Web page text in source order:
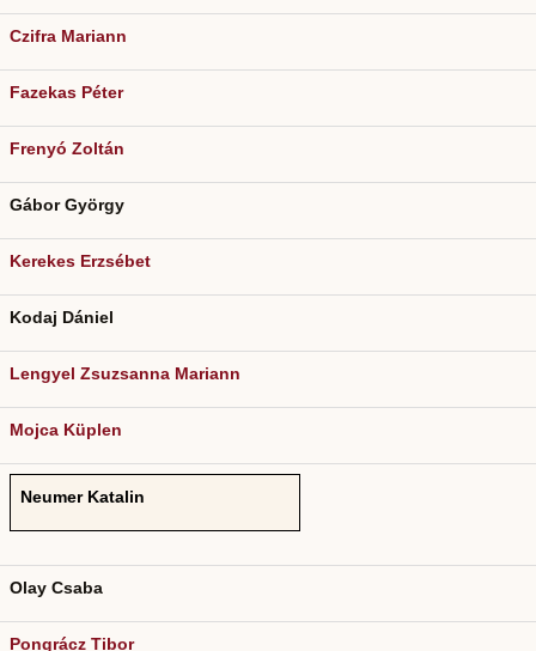
Czifra Mariann
Fazekas Péter
Frenyó Zoltán
Gábor György
Kerekes Erzsébet
Kodaj Dániel
Lengyel Zsuzsanna Mariann
Mojca Küplen
Neumer Katalin
Olay Csaba
Pongrácz Tibor